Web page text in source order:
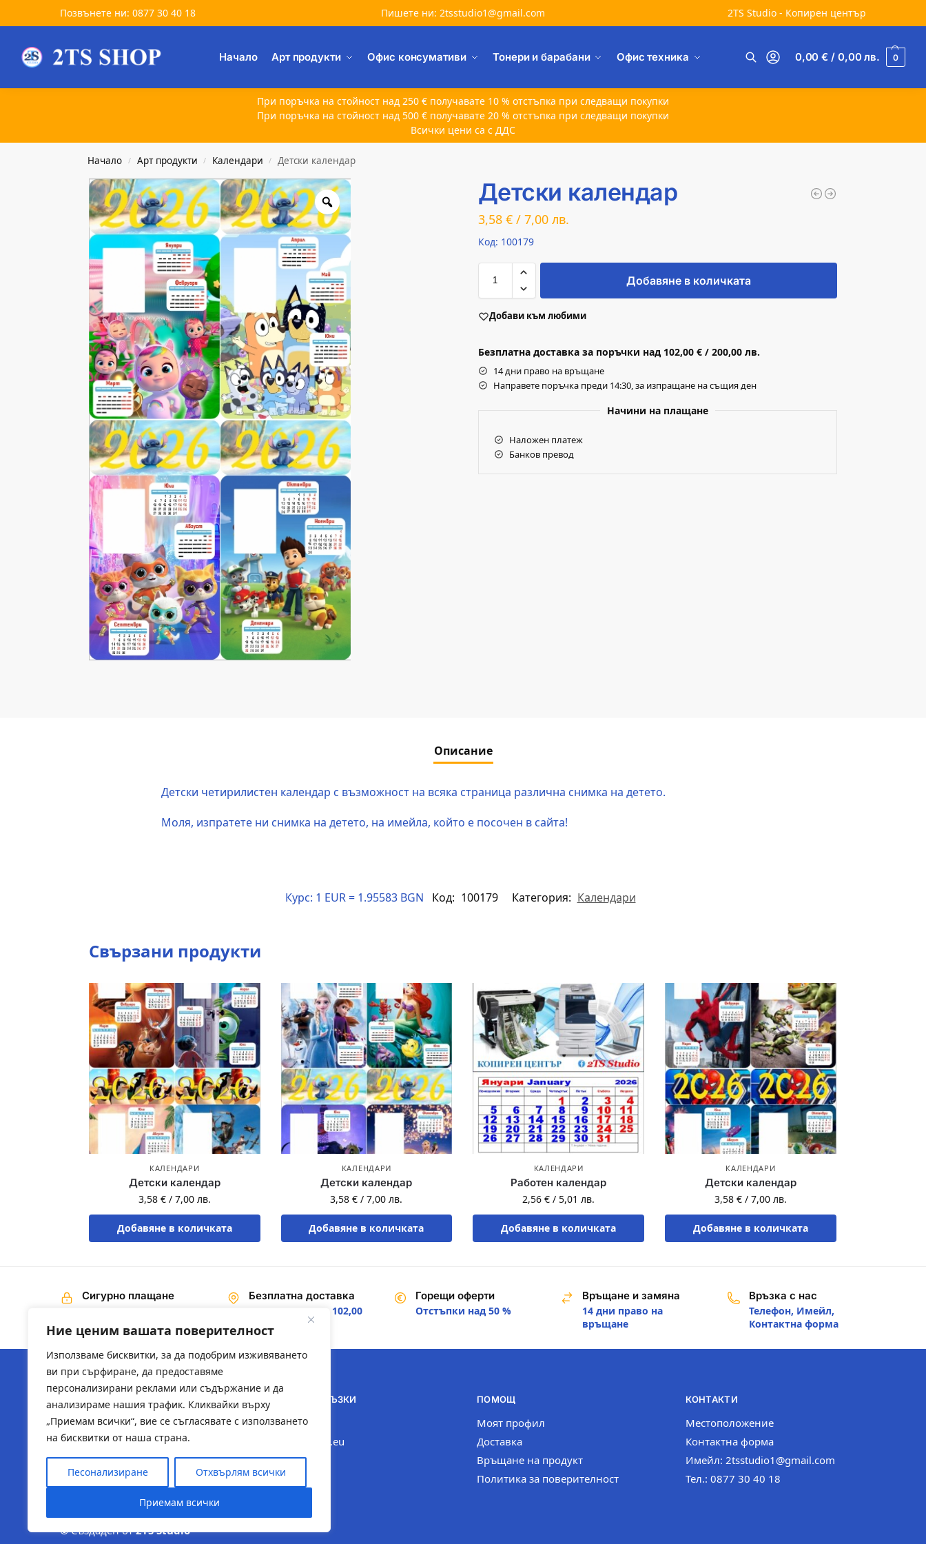
Ние ценим вашата поверителност
Използваме бисквитки, за да подобрим изживяването
ви при сърфиране, да предоставяме
персонализирани реклами или съдържание и да
анализираме нашия трафик. Кликвайки върху
„Приемам всички“, вие се съгласявате с използването
на бисквитки от наша страна.
Песонализиране Отхвърлям всички
Приемам всички
Позвънете ни: 0877 30 40 18 Пишете ни: 2tsstudio1@gmail.com 2TS Studio - Копирен център
Начало Арт продукти Офис консумативи Тонери и барабани Офис техника
Търсене
0,00€ / 0,00лв. 0
При поръчка на стойност над 250 € получавате 10 % отстъпка при следващи покупки
При поръчка на стойност над 500 € получавате 20 % отстъпка при следващи покупки
Всички цени са с ДДС
Начало / Арт продукти / Календари / Детски календар
Детски календар
3,58 € / 7,00 лв.
Код: 100179
Добавяне в количката
Добави към любими
Безплатна доставка за поръчки над 102,00 € / 200,00 лв.
14 дни право на връщане
Направете поръчка преди 14:30, за изпращане на същия ден
Начини на плащане
Наложен платеж
Банков превод
Описание
Детски четирилистен календар с възможност на всяка страница различна снимка на детето.
Моля, изпратете ни снимка на детето, на имейла, който е посочен в сайта!
Курс: 1 EUR = 1.95583 BGN Код: 100179 Категория: Календари
Свързани продукти
КАЛЕНДАРИ
Детски календар
3,58 € / 7,00 лв.
Добавяне в количката
КАЛЕНДАРИ
Детски календар
3,58€ /7,00лв.
Добавяне в количката
КАЛЕНДАРИ
Работен календар
2,56€ /5,01лв.
Добавяне в количката
КАЛЕНДАРИ
Детски календар
3,58 € / 7,00 лв.
Добавяне в количката
Сигурно плащане
Безплатна доставка
На поръчки над 102,00
€ / 200,00 лв.
Горещи оферти
Отстъпки над 50 %
Връщане и замяна
14 дни право на
връщане
Връзка с нас
Телефон, Имейл,
Контактна форма
За компанията
ПОЛЕЗНИ ВРЪЗКИ
2ts-bg.com
sysadmin-bg.eu
ПОМОЩ
Моят профил
Доставка
Връщане на продукт
Политика за поверителност
КОНТАКТИ
Местоположение
Контактна форма
Имейл: 2tsstudio1@gmail.com
Тел.: 0877 30 40 18
© Създаден от2TS Studio